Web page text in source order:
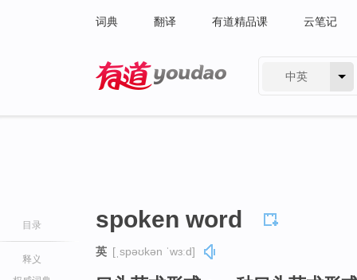
词典 翻译 有道精品课 云笔记
中英
目录
释义
spoken word
英 [ˌspəʊkən ˈwɜːd]